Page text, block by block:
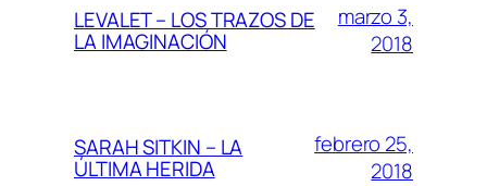
LEVALET – LOS TRAZOS DE
LA IMAGINACIÓN
marzo 3,
2018
SARAH SITKIN – LA
ÚLTIMA HERIDA
febrero 25,
2018